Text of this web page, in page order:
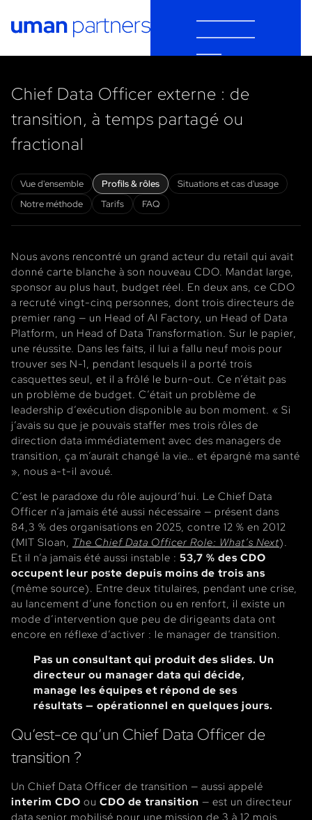
Chief Data Officer externe : de
transition, à temps partagé ou
fractional
Vue d'ensemble Profils & rôles
Situations et cas d'usage
Notre méthode
Tarifs FAQ
Nous avons rencontré un grand acteur du retail qui avait
donné carte blanche à son nouveau CDO. Mandat large,
sponsor au plus haut, budget réel. En deux ans, ce CDO
a recruté vingt-cinq personnes, dont trois directeurs de
premier rang — un Head of AI Factory, un Head of Data
Platform, un Head of Data Transformation. Sur le papier,
une réussite. Dans les faits, il lui a fallu neuf mois pour
trouver ses N-1, pendant lesquels il a porté trois
casquettes seul, et il a frôlé le burn-out. Ce n’était pas
un problème de budget. C’était un problème de
leadership d’exécution disponible au bon moment. « Si
j’avais su que je pouvais staffer mes trois rôles de
direction data immédiatement avec des managers de
transition, ça m’aurait changé la vie… et épargné ma santé
», nous a-t-il avoué.
C’est le paradoxe du rôle aujourd’hui. Le Chief Data
Officer n’a jamais été aussi nécessaire — présent dans
84,3 % des organisations en 2025, contre 12 % en 2012
(MIT Sloan, The Chief Data Officer Role: What’s Next).
Et il n’a jamais été aussi instable : 53,7 % des CDO
occupent leur poste depuis moins de trois ans
(même source). Entre deux titulaires, pendant une crise,
au lancement d’une fonction ou en renfort, il existe un
mode d’intervention que peu de dirigeants data ont
encore en réflexe d’activer : le manager de transition.
Pas un consultant qui produit des slides. Un
directeur ou manager data qui décide,
manage les équipes et répond de ses
résultats — opérationnel en quelques jours.
Qu’est-ce qu’un Chief Data Officer de
transition ?
Un Chief Data Officer de transition — aussi appelé
interim CDO ou CDO de transition — est un directeur
data senior mobilisé pour une mission de 3 à 12 mois,